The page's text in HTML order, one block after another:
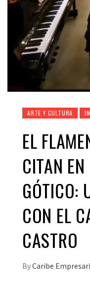
ARTE Y CULTURA
EL
CITAN
GÓTICO:
CON EL
CASTRO
ByCaribe